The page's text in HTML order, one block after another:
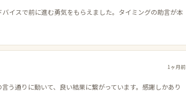
イスで前に進む勇気をもらえました。タイミングの助言が本
1ヶ月前
う通りに動いて、良い結果に繋がっています。感謝しかあり